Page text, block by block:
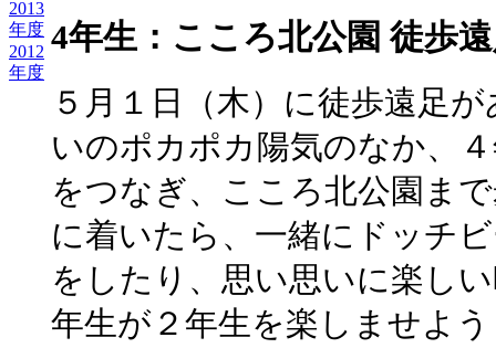
2013
年度
2012
年度
4年生：こころ北公園 徒歩
５月１日（木）に徒歩遠足
いのポカポカ陽気のなか、
をつなぎ、こころ北公園ま
に着いたら、一緒にドッチ
をしたり、思い思いに楽し
年生が２年生を楽しませよ